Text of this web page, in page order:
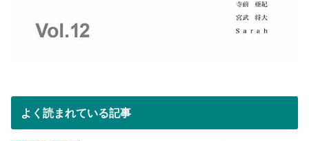
よく読まれている記事